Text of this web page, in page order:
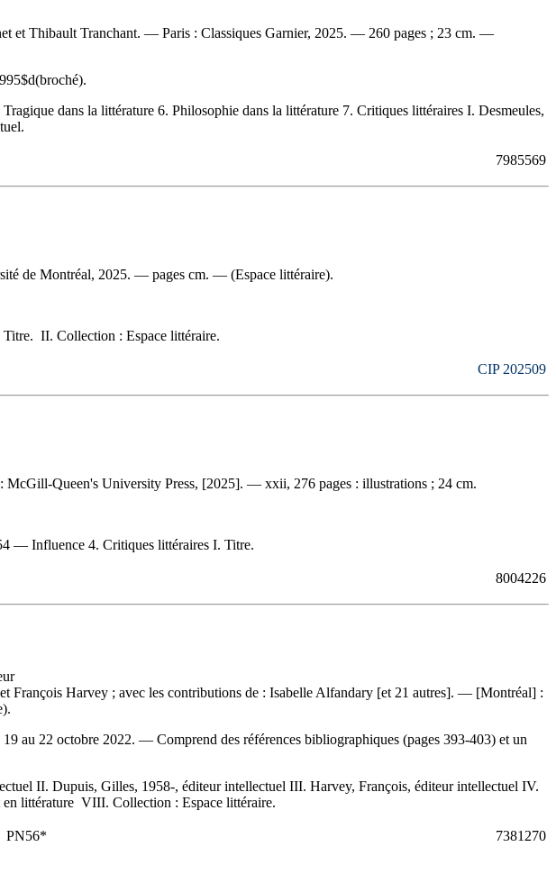
et Thibault Tranchant. — Paris : Classiques Garnier, 2025. — 260 pages ; 23 cm. —
.
dans la littérature 6. Philosophie dans la littérature 7. Critiques littéraires I. Desmeules,
7985569
de Montréal, 2025. — pages cm. — (Espace littéraire).
II. Collection : Espace littéraire.
CIP 202509
Queen's University Press, [2025]. — xxii, 276 pages : illustrations ; 24 cm.
— Influence 4. Critiques littéraires I. Titre.
8004226
François Harvey ; avec les contributions de : Isabelle Alfandary [et 21 autres]. — [Montréal] :
au 22 octobre 2022. — Comprend des références bibliographiques (pages 393-403) et un
II. Dupuis, Gilles, 1958-, éditeur intellectuel III. Harvey, François, éditeur intellectuel IV.
littérature VIII. Collection : Espace littéraire.
PN56* 7381270